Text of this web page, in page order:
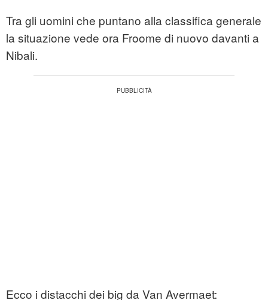
Tra gli uomini che puntano alla classifica generale
la situazione vede ora Froome di nuovo davanti a
Nibali.
Ecco i distacchi dei big da Van Avermaet: